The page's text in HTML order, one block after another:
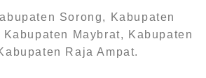
Sorong, Kabupaten
Maybrat, Kabupaten
Raja Ampat.